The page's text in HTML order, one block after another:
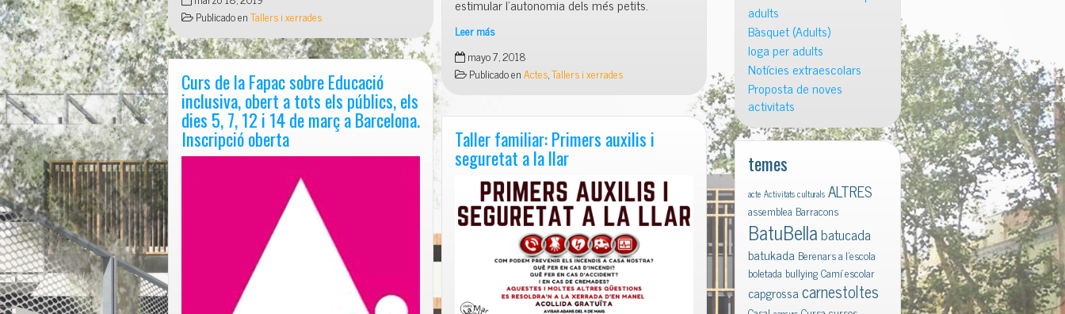
BULLYING
I
RELACIONS
AMB
ELS
IGUALS.
20
de
març
Publicado enTallers i xerrades
Curs de la Fapac sobre Educació
inclusiva, obert a tots els públics, els
dies 5, 7, 12 i 14 de març a Barcelona.
Inscripció oberta
estimular l’autonomia dels més petits.
Leer más
Estimulem
l’autonomia
9
maig
a
les
16:30h
mayo 7, 2018
Publicado enActes,Tallers i xerrades
Taller familiar: Primers auxilis i
seguretat a la llar
adults
Bàsquet (Adults)
Ioga per adults
Notícies extraescolars
Proposta de noves
activitats
temes
acte Activitats culturals ALTRES
assemblea Barracons
BatuBellabatucada
batukada Berenars a l'escola
boletada bullyingCamí escolar
capgrossacarnestoltes